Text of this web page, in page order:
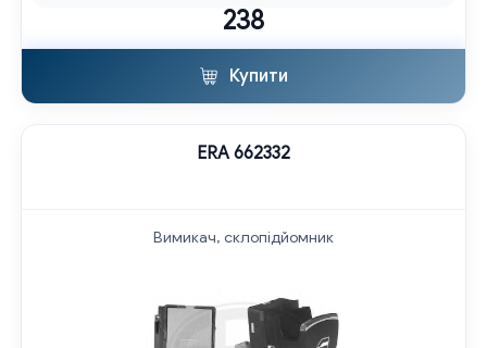
238
Купити
ERA 662332
Вимикач, склопідйомник